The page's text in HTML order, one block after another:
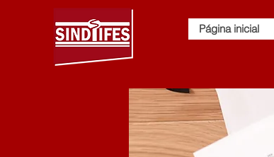
Página inicial